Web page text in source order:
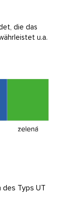
die das
u.a.
des Typs UT